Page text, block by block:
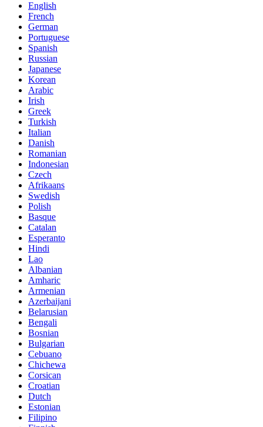
English
French
German
Portuguese
Spanish
Russian
Japanese
Korean
Arabic
Irish
Greek
Turkish
Italian
Danish
Romanian
Indonesian
Czech
Afrikaans
Swedish
Polish
Basque
Catalan
Esperanto
Hindi
Lao
Albanian
Amharic
Armenian
Azerbaijani
Belarusian
Bengali
Bosnian
Bulgarian
Cebuano
Chichewa
Corsican
Croatian
Dutch
Estonian
Filipino